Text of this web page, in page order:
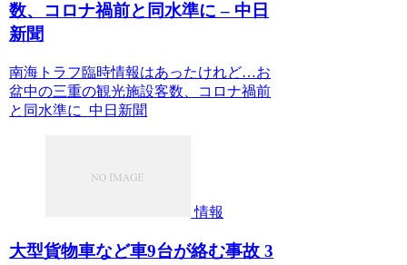
数、コロナ禍前と同水準に – 中日
新聞
南海トラフ臨時情報はあったけれど…お
盆中の三重の観光施設客数、コロナ禍前
と同水準に 中日新聞
情報
大型貨物車など車9台が絡む事故 3